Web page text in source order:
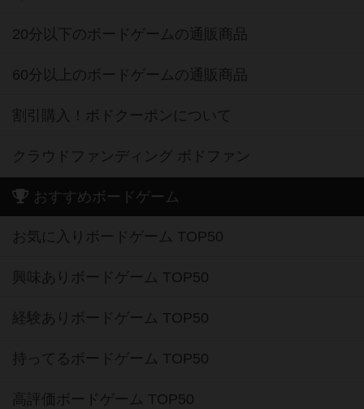
20分以下のボードゲームの通販商品
60分以上のボードゲームの通販商品
割引購入！ボドクーポンについて
クラウドファンディング ボドファン
おすすめボードゲーム
お気に入りボードゲーム TOP50
興味ありボードゲーム TOP50
経験ありボードゲーム TOP50
持ってるボードゲーム TOP50
高評価ボードゲーム TOP50